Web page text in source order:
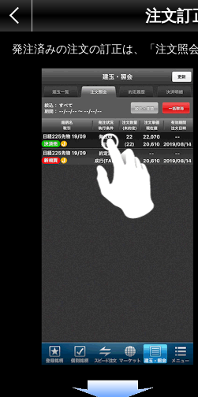
注文訂
発注済みの注文の訂正は、「注文照